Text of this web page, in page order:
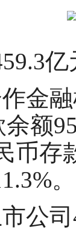
金
额
币存
。
公